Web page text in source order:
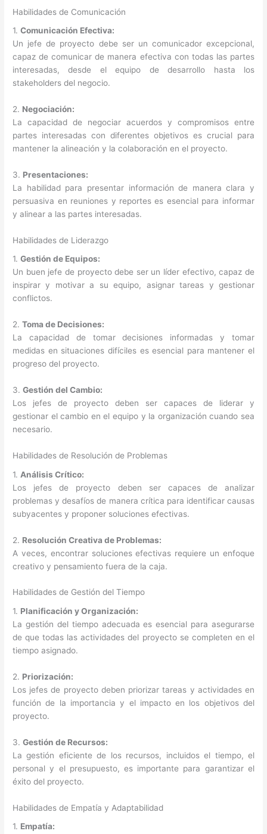
Habilidades de Comunicación
1.Comunicación Efectiva:
Un jefe de proyecto debe ser un comunicador excepcional,
capaz de comunicar de manera efectiva con todas las partes
interesadas, desde el equipo de desarrollo hasta los
stakeholders del negocio.
2. Negociación:
La capacidad de negociar acuerdos y compromisos entre
partes interesadas con diferentes objetivos es crucial para
mantener la alineación y la colaboración en el proyecto.
3. Presentaciones:
La habilidad para presentar información de manera clara y
persuasiva en reuniones y reportes es esencial para informar
y alinear a las partes interesadas.
Habilidades de Liderazgo
1.Gestión de Equipos:
Un buen jefe de proyecto debe ser un líder efectivo, capaz de
inspirar y motivar a su equipo, asignar tareas y gestionar
conflictos.
2.Toma de Decisiones:
La capacidad de tomar decisiones informadas y tomar
medidas en situaciones difíciles es esencial para mantener el
progreso del proyecto.
3.Gestión del Cambio:
Los jefes de proyecto deben ser capaces de liderar y
gestionar el cambio en el equipo y la organización cuando sea
necesario.
Habilidades de Resolución de Problemas
1. Análisis Crítico:
Los jefes de proyecto deben ser capaces de analizar
problemas y desafíos de manera crítica para identificar causas
subyacentes y proponer soluciones efectivas.
2. Resolución Creativa de Problemas:
A veces, encontrar soluciones efectivas requiere un enfoque
creativo y pensamiento fuera de la caja.
Habilidades de Gestión del Tiempo
1. Planificación y Organización:
La gestión del tiempo adecuada es esencial para asegurarse
de que todas las actividades del proyecto se completen en el
tiempo asignado.
2. Priorización:
Los jefes de proyecto deben priorizar tareas y actividades en
función de la importancia y el impacto en los objetivos del
proyecto.
3.Gestión de Recursos:
La gestión eficiente de los recursos, incluidos el tiempo, el
personal y el presupuesto, es importante para garantizar el
éxito del proyecto.
Habilidades de Empatía y Adaptabilidad
1. Empatía: